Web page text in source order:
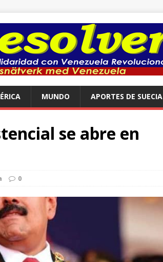
MUNDO APORTES DE SUECIA
se abre en
0